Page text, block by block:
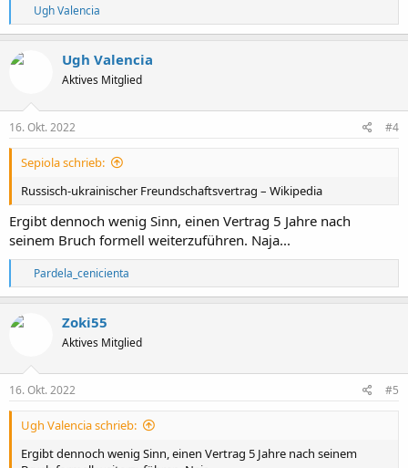
R
e
a
n
e
Ugh Valencia
Ugh Valencia
Aktives Mitglied
16. Okt. 2022 #4
Sepiola schrieb:
Russisch-ukrainischer Freundschaftsvertrag – Wikipedia
Ergibt dennoch wenig Sinn, einen Vertrag 5 Jahre nach
seinem Bruch formell weiterzuführen. Naja...
R
e
a
n
e
Pardela_cenicienta
Zoki55
Aktives Mitglied
16. Okt. 2022 #5
Ugh Valencia schrieb:
Ergibt dennoch wenig Sinn, einen Vertrag 5 Jahre nach seinem